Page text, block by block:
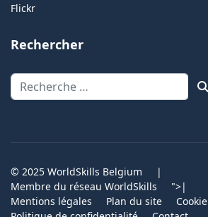
Flickr
Rechercher
Rechercher
© 2025 WorldSkills Belgium
|
Membre du réseau WorldSkills
">|
Mentions légales
Plan du site
Cookie